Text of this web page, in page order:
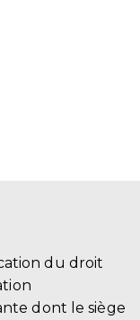
du droit
dont le siège